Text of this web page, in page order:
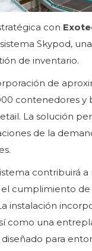
con
Skypod,
de inventario.
de
contenedores
La solución
de la
contribuirá
cumplimiento
instalación
como una
para